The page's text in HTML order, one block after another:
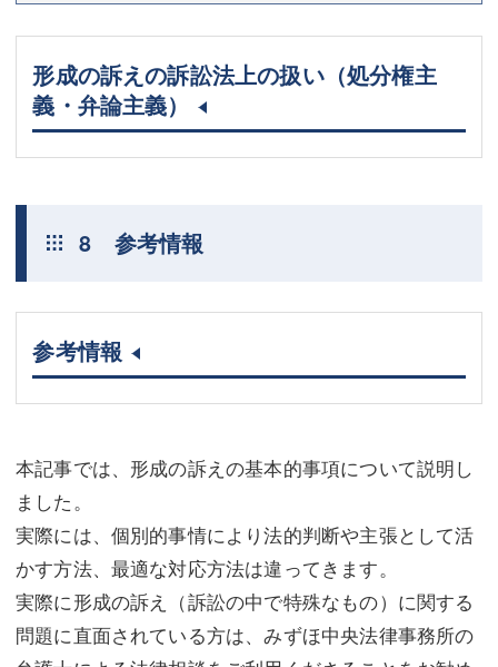
形成の訴えの訴訟法上の扱い（処分権主
義・弁論主義）
8 参考情報
参考情報
本記事では、形成の訴えの基本的事項について説明し
ました。
実際には、個別的事情により法的判断や主張として活
かす方法、最適な対応方法は違ってきます。
実際に形成の訴え（訴訟の中で特殊なもの）に関する
問題に直面されている方は、みずほ中央法律事務所の